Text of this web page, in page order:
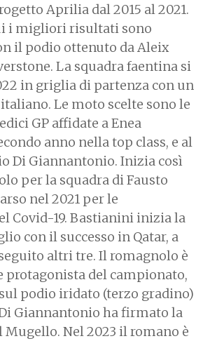
Aprilia dal 2015 al 2021.
i migliori risultati sono
il podio ottenuto da Aleix
La squadra faentina si
in griglia di partenza con un
Le moto scelte sono le
GP affidate a Enea
anno nella top class, e al
Di Giannantonio. Inizia così
per la squadra di Fausto
nel 2021 per le
Covid-19. Bastianini inizia la
con il successo in Qatar, a
altri tre. Il romagnolo è
protagonista del campionato,
podio iridato (terzo gradino)
Giannantonio ha firmato la
Nel 2023 il romano è